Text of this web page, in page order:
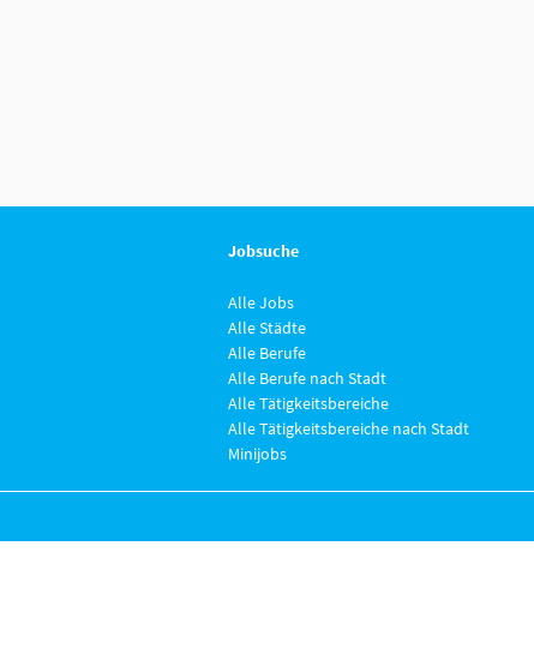
Jobsuche
Alle Jobs
Alle Städte
Alle Berufe
Alle Berufe nach Stadt
Alle Tätigkeitsbereiche
Alle Tätigkeitsbereiche nach Stadt
Minijobs